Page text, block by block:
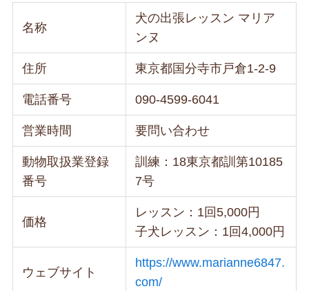
名称
犬の出張レッスン マリア
ンヌ
住所 東京都国分寺市戸倉1-2-9
電話番号 090-4599-6041
営業時間 要問い合わせ
動物取扱業登録
番号
訓練：18東京都訓第10185
7号
価格
レッスン：1回5,000円
子犬レッスン：1回4,000円
ウェブサイト
https://www.marianne6847.
com/